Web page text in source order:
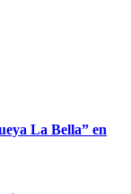
La Bella” en